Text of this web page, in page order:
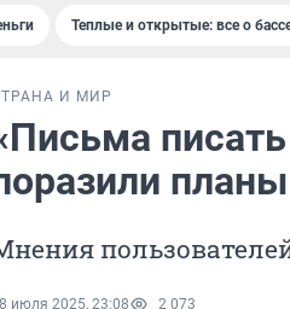
Теплые и открытые: все о
И МИР
июля 2025, 23:08 2 073